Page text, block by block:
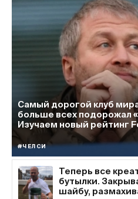
Самый дорогой клуб
больше всех подорожал
Изучаем новый рейтинг
#ЧЕЛСИ
Теперь все
бутылки.
шайбу,